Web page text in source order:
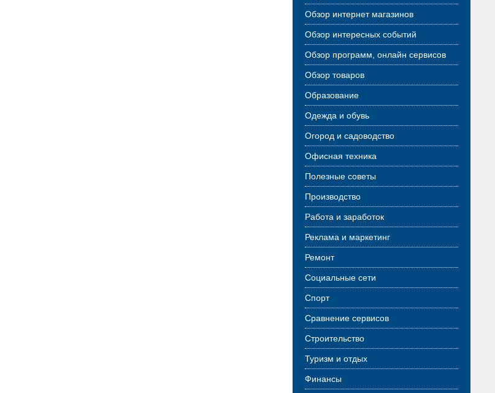
Обзор интернет магазинов
Обзор интересных событий
Обзор программ, онлайн сервисов
Обзор товаров
Образование
Одежда и обувь
Огород и садоводство
Офисная техника
Полезные советы
Производство
Работа и заработок
Реклама и маркетинг
Ремонт
Социальные сети
Спорт
Сравнение сервисов
Строительство
Туризм и отдых
Финансы